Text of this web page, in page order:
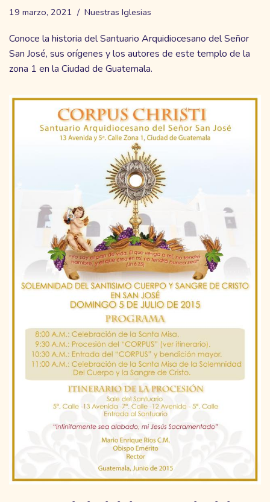
19 marzo, 2021 Nuestras Iglesias
Conoce la historia del Santuario Arquidiocesano del Señor
San José, sus orígenes y los autores de este templo de la
zona 1 en la Ciudad de Guatemala.